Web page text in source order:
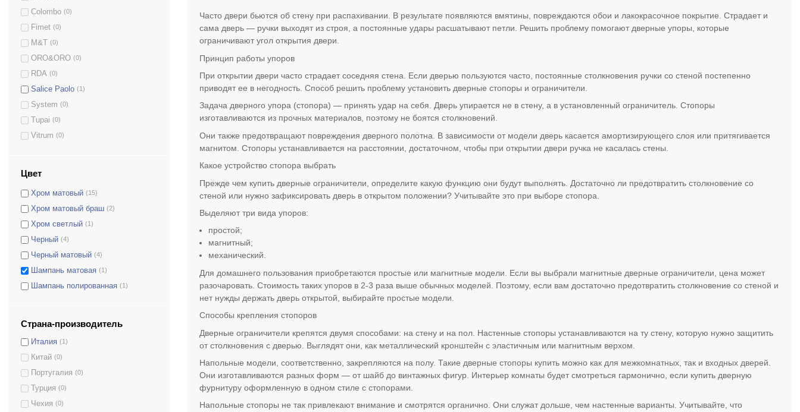
Colombo (0)
Fimet (0)
M&T (0)
ORO&ORO (0)
RDA (0)
Salice Paolo (1)
System (0)
Tupai (0)
Vitrum (0)
Цвет
Матовый винтаж
Матовый графит
Матовый черный
Матовая античная бронза
Нержавеющая сталь
Никель
Никель матовый
Серый
Титан
Хром
Хром матовый (15)
Хром матовый браш (2)
Хром светлый (1)
Черный (4)
Черный матовый (4)
Шампань матовая (1)
Шампань полированная (1)
Страна-производитель
Италия (1)
Китай (0)
Португалия (0)
Турция (0)
Чехия (0)
Часто двери бьются об стену при распахивании. В результате появляются вмятины, повреждаются обои и лакокрасочное покрытие. Страдает и
сама дверь — ручки выходят из строя, а постоянные удары расшатывают петли. Решить проблему помогают дверные упоры, которые
ограничивают угол открытия двери.
Принцип работы упоров
При открытии двери часто страдает соседняя стена. Если дверью пользуются часто, постоянные столкновения ручки со стеной постепенно
приводят ее в негодность. Способ решить проблему установить дверные стопоры и ограничители.
Задача дверного упора (стопора) — принять удар на себя. Дверь упирается не в стену, а в установленный ограничитель. Стопоры
изготавливаются из прочных материалов, поэтому не боятся столкновений.
Они также предотвращают повреждения дверного полотна. В зависимости от модели дверь касается амортизирующего слоя или притягивается
магнитом. Стопоры устанавливается на расстоянии, достаточном, чтобы при открытии двери ручка не касалась стены.
Какое устройство стопора выбрать
Прежде чем купить дверные ограничители, определите какую функцию они будут выполнять. Достаточно ли предотвратить столкновение со
стеной или нужно зафиксировать дверь в открытом положении? Учитывайте это при выборе стопора.
Выделяют три вида упоров:
простой;
магнитный;
механический.
Для домашнего пользования приобретаются простые или магнитные модели. Если вы выбрали магнитные дверные ограничители, цена может
разочаровать. Стоимость таких упоров в 2-3 раза выше обычных моделей. Поэтому, если вам достаточно предотвратить столкновение со стеной и
нет нужды держать дверь открытой, выбирайте простые модели.
Способы крепления стопоров
Дверные ограничители крепятся двумя способами: на стену и на пол. Настенные стопоры устанавливаются на ту стену, которую нужно защитить
от столкновения с дверью. Выглядят они, как металлический кронштейн с эластичным или магнитным верхом.
Напольные модели, соответственно, закрепляются на полу. Такие дверные стопоры купить можно как для межкомнатных, так и входных дверей.
Они изготавливаются разных форм — от шайб до винтажных фигур. Интерьер комнаты будет смотреться гармонично, если купить дверную
фурнитуру оформленную в одном стиле с стопорами.
Напольные стопоры не так привлекают внимание и смотрятся органично. Они служат дольше, чем настенные варианты. Учитывайте, что